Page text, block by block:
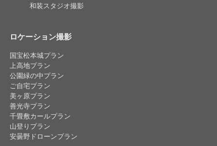
和装スタジオ撮影
ロケーション撮影
国宝松本城プラン
上高地プラン
公園緑の中プラン
ご自宅プラン
美ヶ原プラン
善光寺プラン
千畳敷カールプラン
山登りプラン
安曇野ドローンプラン